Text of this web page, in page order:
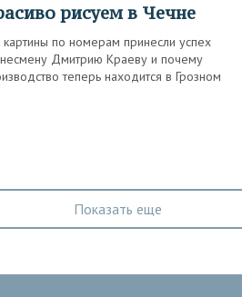
рисуем в Чечне
картины по номерам принесли успех
Дмитрию Краеву и почему
теперь находится в Грозном
Показать еще